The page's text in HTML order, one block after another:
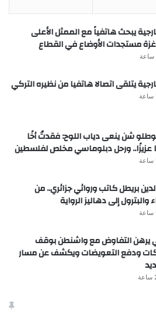
يبحث هاتفياً مع الممثل الأعلى
مستجدات الأوضاع في القطاع
يتلقى اتصالا هاتفيا من نظيره التركي
شن ينعى دياب اللوح: فقدتُ أخًا
عزيزًا.. ورحل دبلوماسي مخلص لفلسطين
بريطل كاتب وروائي جزائري.. من
والبترول إلى دهاليز الرواية
يرهن التفاوض مع واشنطن بوقف
ودفع التعويضات ويكشف عن مسار